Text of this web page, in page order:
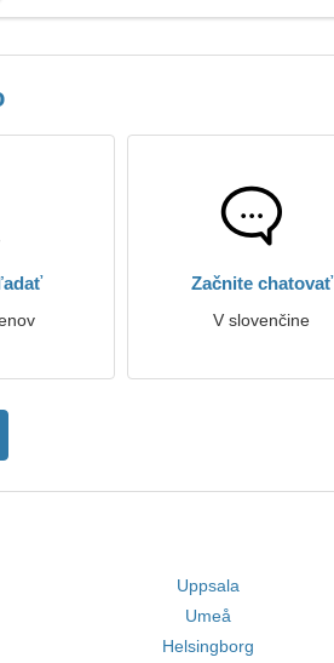
Začnite chatovať
V slovenčine
Uppsala
Umeå
Helsingborg